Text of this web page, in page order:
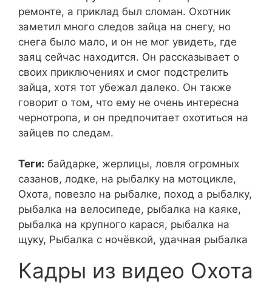
ремонте, а приклад был сломан. Охотник
заметил много следов зайца на снегу, но
снега было мало, и он не мог увидеть, где
заяц сейчас находится. Он рассказывает о
своих приключениях и смог подстрелить
зайца, хотя тот убежал далеко. Он также
говорит о том, что ему не очень интересна
чернотропа, и он предпочитает охотиться на
зайцев по следам.
Теги: байдарке, жерлицы, ловля огромных
сазанов, лодке, на рыбалку на мотоцикле,
Охота, повезло на рыбалке, поход а рыбалку,
рыбалка на велосипеде, рыбалка на каяке,
рыбалка на крупного карася, рыбалка на
щуку, Рыбалка с ночёвкой, удачная рыбалка
Кадры из видео Охота